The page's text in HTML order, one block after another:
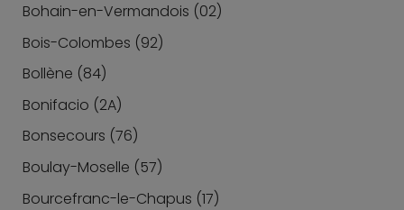
Bohain-en-Vermandois (02)
Bois-Colombes (92)
Bollène (84)
Bonifacio (2A)
Bonsecours (76)
Boulay-Moselle (57)
Bourcefranc-le-Chapus (17)